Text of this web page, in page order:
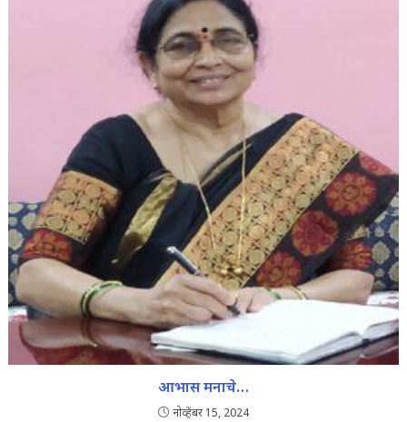
आभास मनाचे…
नोव्हेंबर 15, 2024